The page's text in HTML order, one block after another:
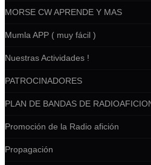
MORSE CW APRENDE Y MAS
Mumla APP ( muy fácil )
Nuestras Actividades !
PATROCINADORES
PLAN DE BANDAS DE
Promoción de la Radio afición
Propagación